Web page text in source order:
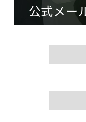
公式メー